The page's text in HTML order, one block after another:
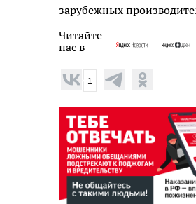
зарубежных
Читайте
нас в
1